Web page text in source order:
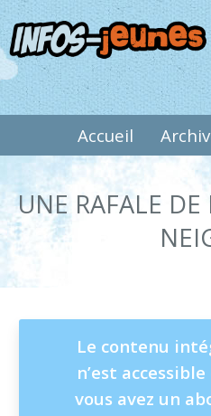
Aller
au
contenu
principal
NAVIGATION
Accueil
UNE RAFALE DE
MESSAGE
D'ÉTAT
Le contenu
n’est
vous avez un